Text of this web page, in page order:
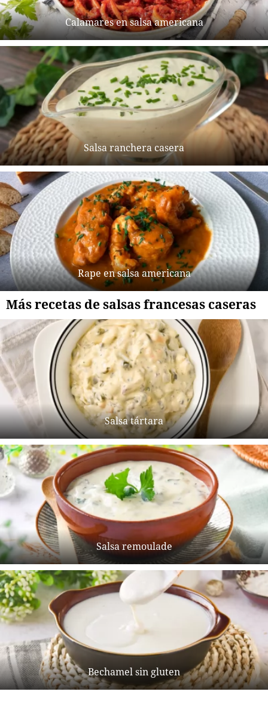
Calamares en salsa americana
Salsa ranchera casera
Rape en salsa americana
Más recetas de salsas francesas caseras
Salsa tártara
Salsa remoulade
Bechamel sin gluten